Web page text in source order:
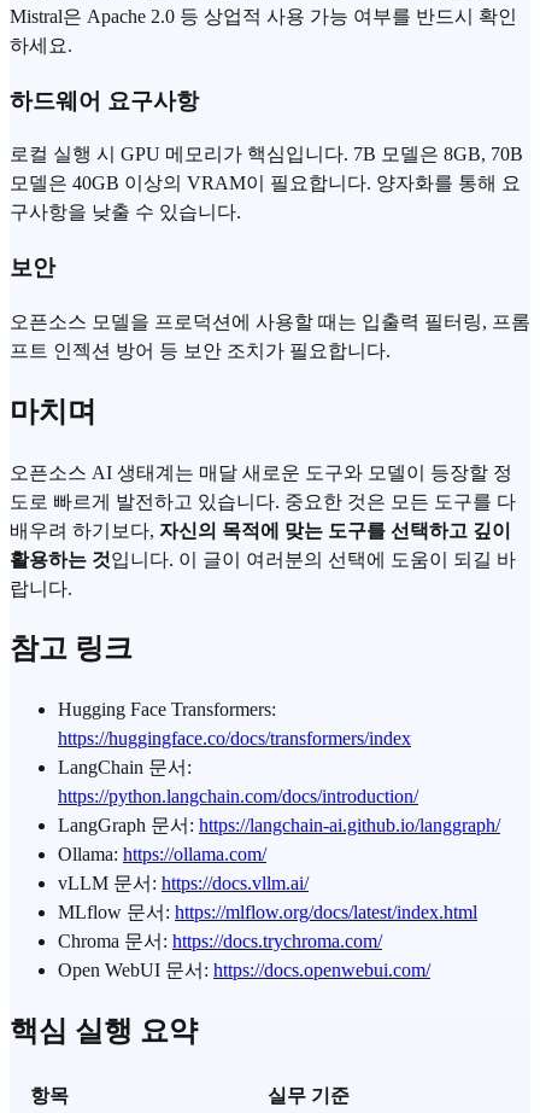
Mistral은 Apache 2.0 등 상업적 사용 가능 여부를 반드시 확인
하세요.
하드웨어 요구사항
로컬 실행 시 GPU 메모리가 핵심입니다. 7B 모델은 8GB, 70B
모델은 40GB 이상의 VRAM이 필요합니다. 양자화를 통해 요
구사항을 낮출 수 있습니다.
보안
오픈소스 모델을 프로덕션에 사용할 때는 입출력 필터링, 프롬
프트 인젝션 방어 등 보안 조치가 필요합니다.
마치며
오픈소스 AI 생태계는 매달 새로운 도구와 모델이 등장할 정
도로 빠르게 발전하고 있습니다. 중요한 것은 모든 도구를 다
배우려 하기보다, 자신의 목적에 맞는 도구를 선택하고 깊이
활용하는 것입니다. 이 글이 여러분의 선택에 도움이 되길 바
랍니다.
참고 링크
Hugging Face Transformers:
https://huggingface.co/docs/transformers/index
LangChain 문서:
https://python.langchain.com/docs/introduction/
LangGraph 문서: https://langchain-ai.github.io/langgraph/
Ollama: https://ollama.com/
vLLM 문서: https://docs.vllm.ai/
MLflow 문서: https://mlflow.org/docs/latest/index.html
Chroma 문서: https://docs.trychroma.com/
Open WebUI 문서: https://docs.openwebui.com/
핵심 실행 요약
항목
실무 기준